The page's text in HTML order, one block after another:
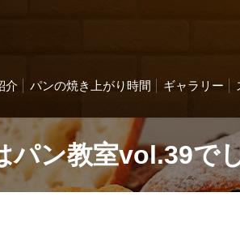
介 パンの焼き上がり時間 ギャラリー
パン教室vol.39で